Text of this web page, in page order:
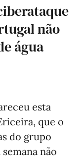
não
água
esta
que o
do grupo
não